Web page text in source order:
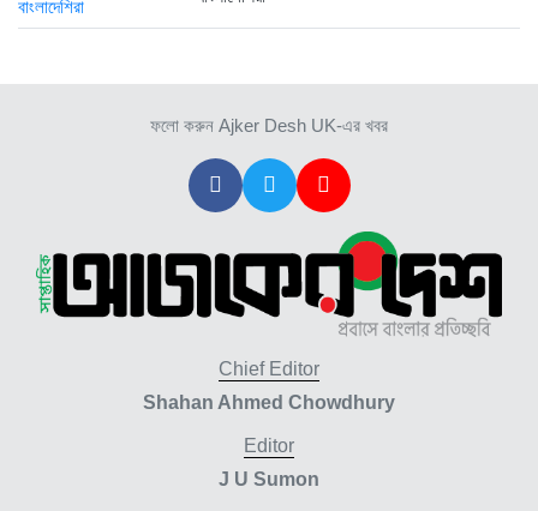
ফলো করুন Ajker Desh UK-এর খবর
Chief Editor
Shahan Ahmed Chowdhury
Editor
J U Sumon